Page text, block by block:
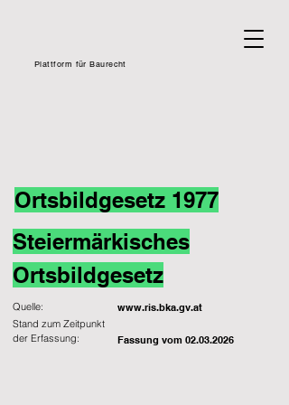
Plattform für Baurecht
Ortsbildgesetz 1977
Steiermärkisches
Ortsbildgesetz
Quelle: www.ris.bka.gv.at
Fassung vom 02.03.2026
Stand zum Zeitpunkt
der Erfassung: